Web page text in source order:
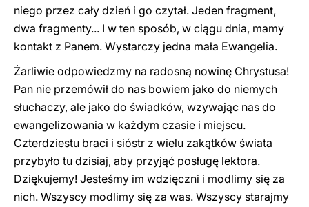
niego przez cały dzień i go czytał. Jeden fragment,
dwa fragmenty... I w ten sposób, w ciągu dnia, mamy
kontakt z Panem. Wystarczy jedna mała Ewangelia.
Żarliwie odpowiedzmy na radosną nowinę Chrystusa!
Pan nie przemówił do nas bowiem jako do niemych
słuchaczy, ale jako do świadków, wzywając nas do
ewangelizowania w każdym czasie i miejscu.
Czterdziestu braci i sióstr z wielu zakątków świata
przybyło tu dzisiaj, aby przyjąć posługę lektora.
Dziękujemy! Jesteśmy im wdzięczni i modlimy się za
nich. Wszyscy modlimy się za was. Wszyscy starajmy